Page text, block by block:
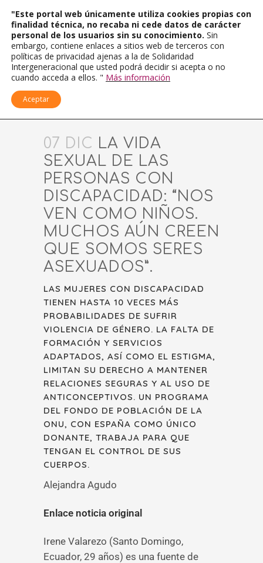
07 DIC LA VIDA
SEXUAL DE LAS
PERSONAS CON
DISCAPACIDAD: “NOS
VEN COMO NIÑOS.
MUCHOS AÚN CREEN
QUE SOMOS SERES
ASEXUADOS”.
LAS MUJERES CON DISCAPACIDAD
TIENEN HASTA 10 VECES MÁS
PROBABILIDADES DE SUFRIR
VIOLENCIA DE GÉNERO. LA FALTA DE
FORMACIÓN Y SERVICIOS
ADAPTADOS, ASÍ COMO EL ESTIGMA,
LIMITAN SU DERECHO A MANTENER
RELACIONES SEGURAS Y AL USO DE
ANTICONCEPTIVOS. UN PROGRAMA
DEL FONDO DE POBLACIÓN DE LA
ONU, CON ESPAÑA COMO ÚNICO
DONANTE, TRABAJA PARA QUE
TENGAN EL CONTROL DE SUS
CUERPOS.
Alejandra Agudo
Enlace noticia original
Irene Valarezo (Santo Domingo,
Ecuador, 29 años) es una fuente de
"Este portal web únicamente utiliza cookies propias con
finalidad técnica, no recaba ni cede datos de carácter
personal de los usuarios sin su conocimiento. Sin
embargo, contiene enlaces a sitios web de terceros con
políticas de privacidad ajenas a la de Solidaridad
Intergeneracional que usted podrá decidir si acepta o no
cuando acceda a ellos. " Más información
Aceptar